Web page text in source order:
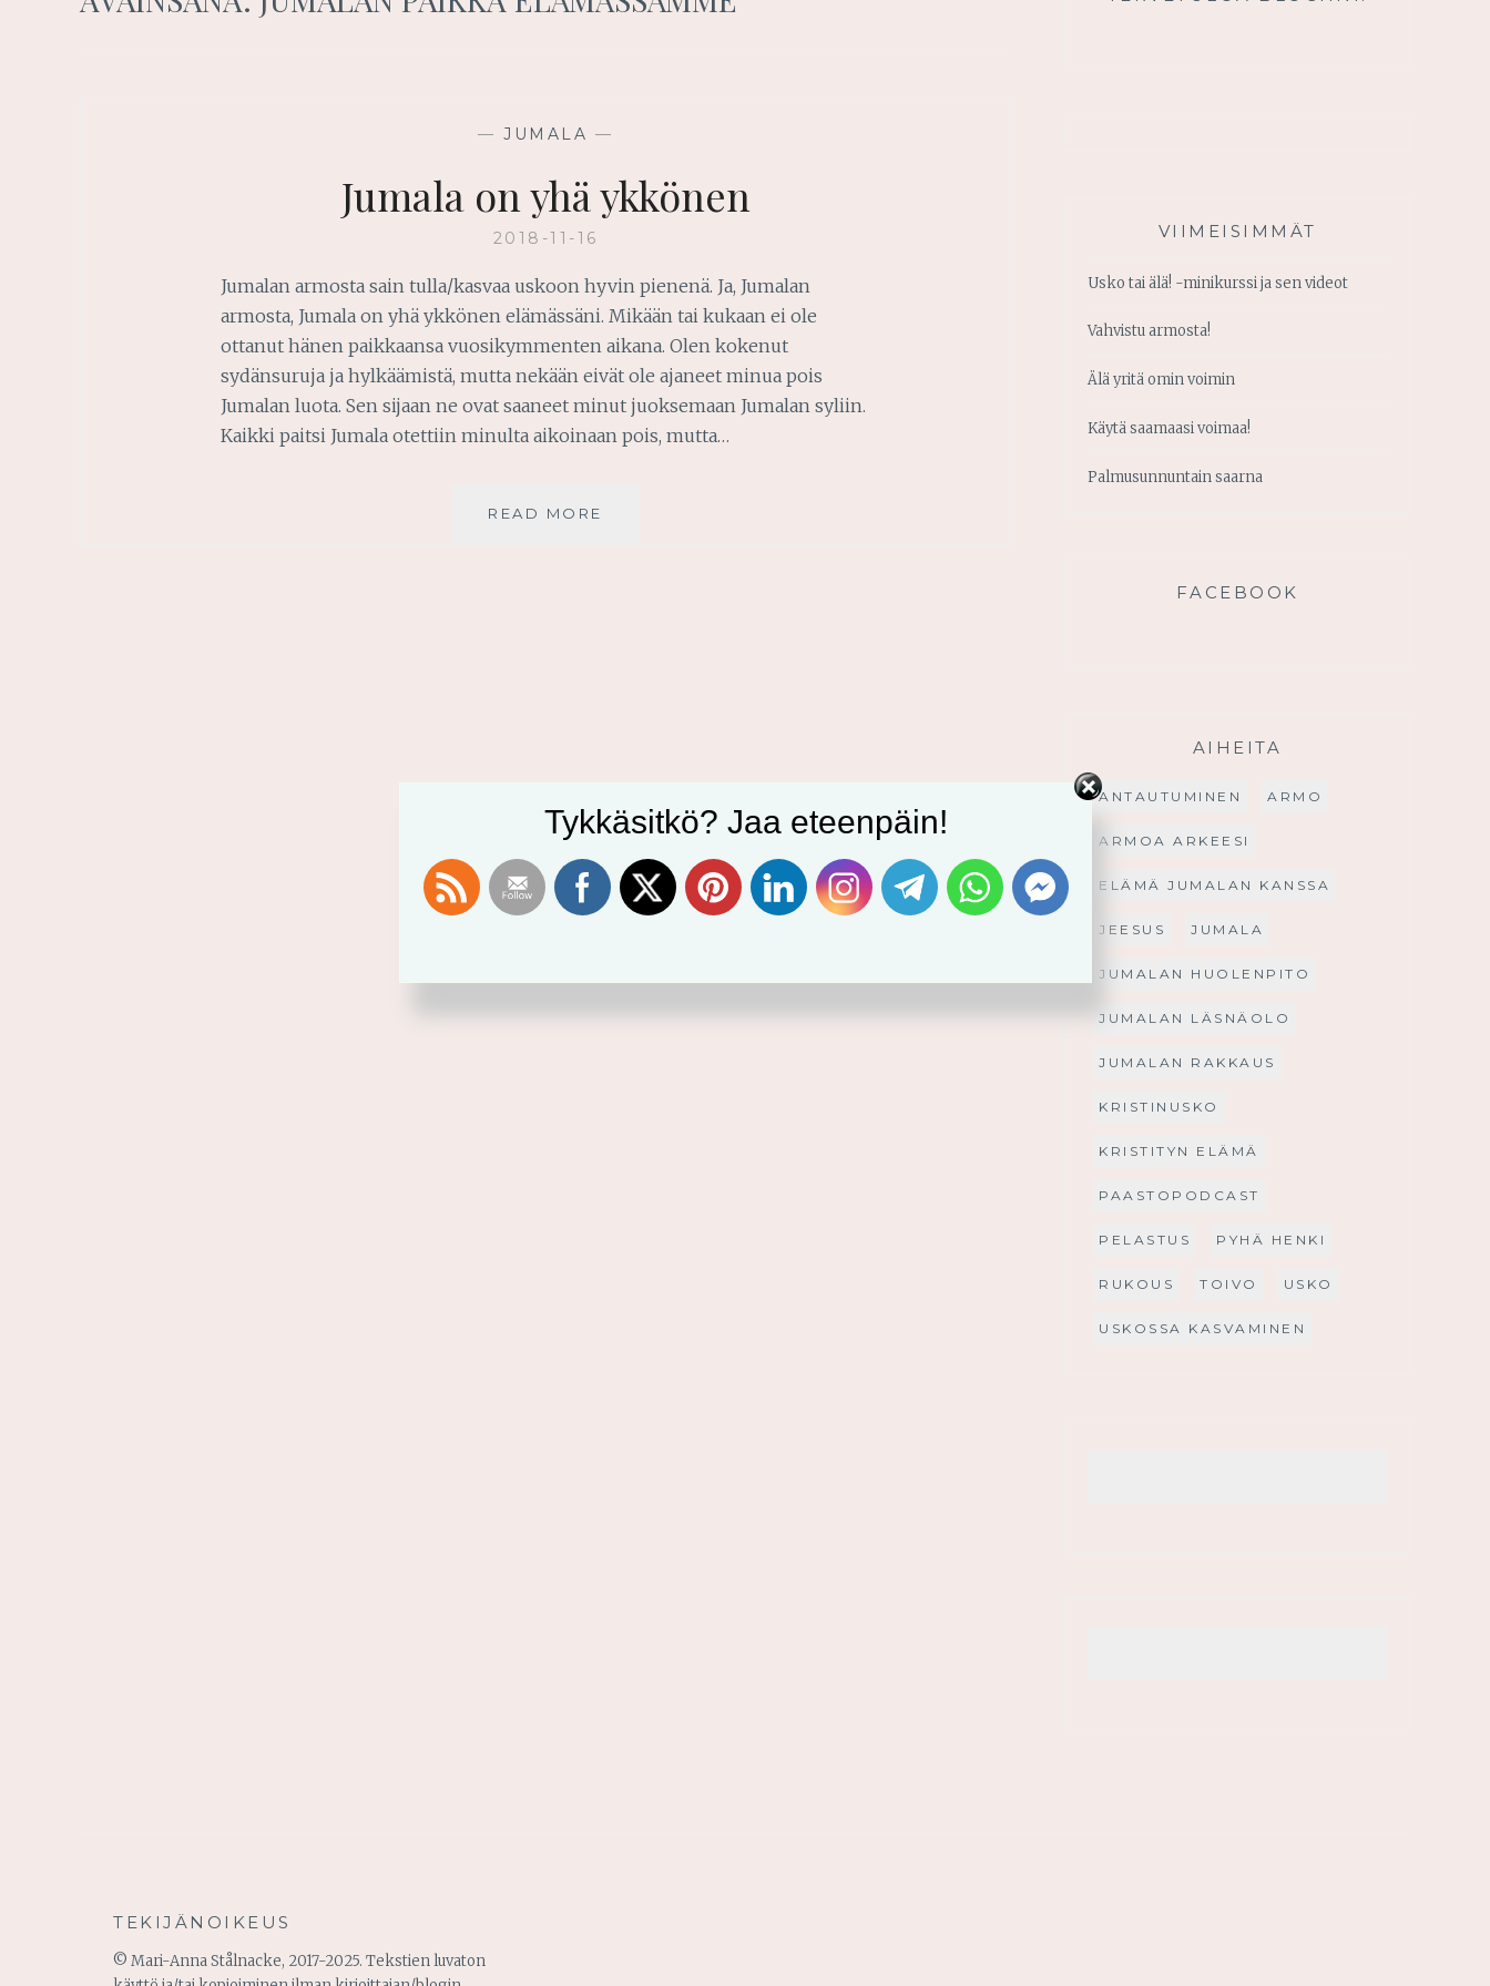
— JUMALA —
Jumala on yhä ykkönen
2018-11-16
Jumalan armosta sain tulla/kasvaa uskoon hyvin pienenä. Ja, Jumalan
armosta, Jumala on yhä ykkönen elämässäni. Mikään tai kukaan ei ole
ottanut hänen paikkaansa vuosikymmenten aikana. Olen kokenut
sydänsuruja ja hylkäämistä, mutta nekään eivät ole ajaneet minua pois
Jumalan luota. Sen sijaan ne ovat saaneet minut juoksemaan Jumalan syliin.
Kaikki paitsi Jumala otettiin minulta aikoinaan pois, mutta…
READ MORE
VIIMEISIMMÄT
Usko tai älä! -minikurssi ja sen videot
Vahvistu armosta!
Älä yritä omin voimin
Käytä saamaasi voimaa!
Palmusunnuntain saarna
FACEBOOK
AIHEITA
ANTAUTUMINEN ARMO
ARMOA ARKEESI
ELÄMÄ JUMALAN KANSSA
JEESUS JUMALA
JUMALAN HUOLENPITO
JUMALAN LÄSNÄOLO
JUMALAN RAKKAUS
KRISTINUSKO
KRISTITYN ELÄMÄ
PAASTOPODCAST
PELASTUS PYHÄ HENKI
RUKOUS TOIVO USKO
USKOSSA KASVAMINEN
TEKIJÄNOIKEUS
© Mari-Anna Stålnacke, 2017-2025. Tekstien luvaton
Tykkäsitkö? Jaa eteenpäin!